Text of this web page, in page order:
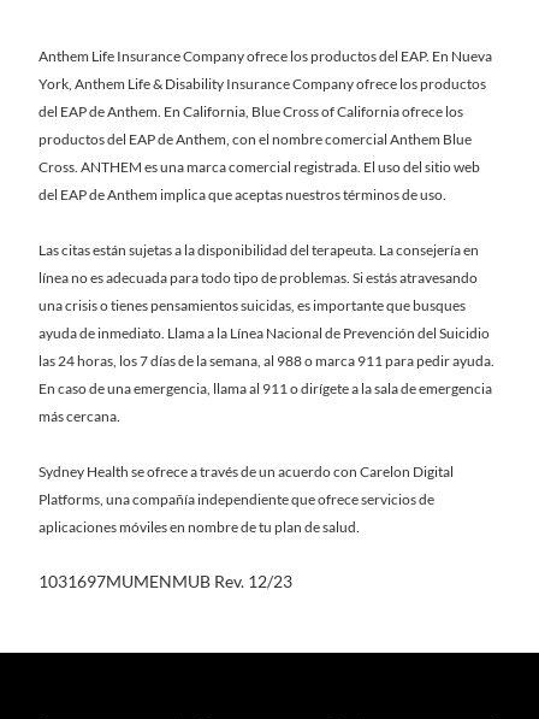
Anthem Life Insurance Company ofrece los productos del EAP. En Nueva
York, Anthem Life & Disability Insurance Company ofrece los productos
del EAP de Anthem. En California, Blue Cross of California ofrece los
productos del EAP de Anthem, con el nombre comercial Anthem Blue
Cross. ANTHEM es una marca comercial registrada. El uso del sitio web
del EAP de Anthem implica que aceptas nuestros términos de uso.
Las citas están sujetas a la disponibilidad del terapeuta. La consejería en
línea no es adecuada para todo tipo de problemas. Si estás atravesando
una crisis o tienes pensamientos suicidas, es importante que busques
ayuda de inmediato. Llama a la Línea Nacional de Prevención del Suicidio
las 24 horas, los 7 días de la semana, al 988 o marca 911 para pedir ayuda.
En caso de una emergencia, llama al 911 o dirígete a la sala de emergencia
más cercana.
Sydney Health se ofrece a través de un acuerdo con Carelon Digital
Platforms, una compañía independiente que ofrece servicios de
aplicaciones móviles en nombre de tu plan de salud.
1031697MUMENMUB Rev. 12/23